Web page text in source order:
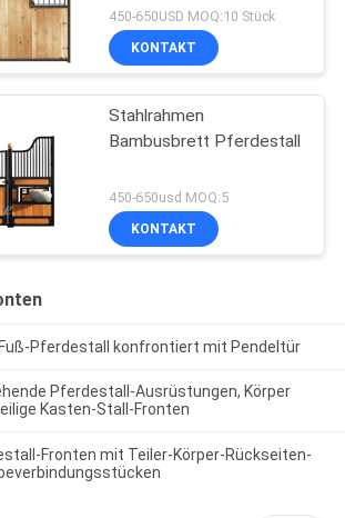
Reiterpferdestall-Stall-
Fronten
450-650USD MOQ:10 Stück
KONTAKT
Stahlrahmen
Bambusbrett Pferdestall
450-650usd MOQ:5
KONTAKT
Pferdestall konfrontiert mit Pendeltür
Pferdestall-Ausrüstungen, Körper
Kasten-Stall-Fronten
Fronten mit Teiler-Körper-Rückseiten-